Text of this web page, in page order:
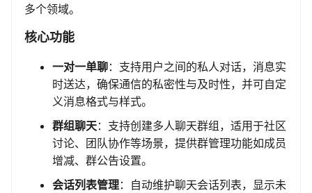
多个领域。
核心功能
一对一单聊：支持用户之间的私人对话，消息实
时送达，确保通信的私密性与及时性，并可自定
义消息格式与样式。
群组聊天：支持创建多人聊天群组，适用于社区
讨论、团队协作等场景，提供群管理功能如成员
增减、群公告设置。
会话列表管理：自动维护聊天会话列表，显示未